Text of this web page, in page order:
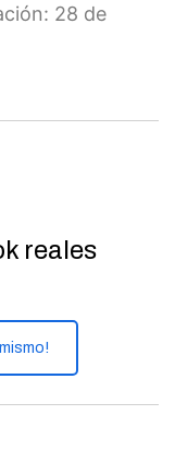
28 de
reales